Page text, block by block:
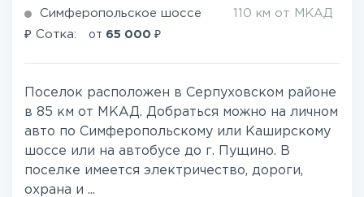
Симферопольское шоссе 110 км от МКАД
₽ Сотка: от 65 000 ₽
Поселок расположен в Серпуховском районе
в 85 км от МКАД. Добраться можно на личном
авто по Симферопольскому или Каширскому
шоссе или на автобусе до г. Пущино. В
поселке имеется электричество, дороги,
охрана и ...